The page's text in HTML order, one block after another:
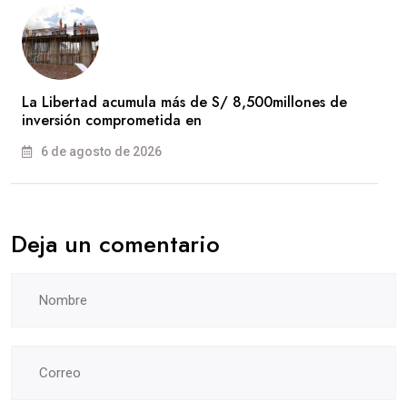
La Libertad acumula más de S/ 8,500millones de
inversión comprometida en
6 de agosto de 2026
Deja un comentario